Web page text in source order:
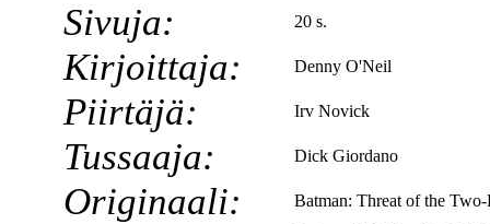
Sivuja: 20 s.
Kirjoittaja: Denny O'Neil
Piirtäjä: Irv Novick
Tussaaja: Dick Giordano
Originaali:
Batman: Threat of the